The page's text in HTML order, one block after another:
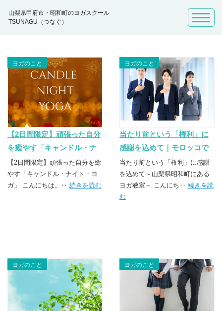
山梨県甲府市・昭和町のヨガスクール
TSUNAGU（つなぐ）
ヨガのこと
【2日間限定】頑張った自分
を癒やす「キャンドル・ナ
イト・ヨガ」を開催します
～山梨昭和ヨガ教室
【2日間限定】頑張った自分を癒
やす「キャンドル・ナイト・ヨ
ガ」 こんにちは。‥ 続きを読む
ヨガのこと
当たり前という「権利」に
感謝を込めて｜モロッコで
の気づきとヨガの教え～山
梨昭和町ヨガ教室
当たり前という「権利」に感謝
を込めて～山梨県昭和町にある
ヨガ教室～ こんにち‥ 続きを読
む
ヨガのこと ヨガのこと